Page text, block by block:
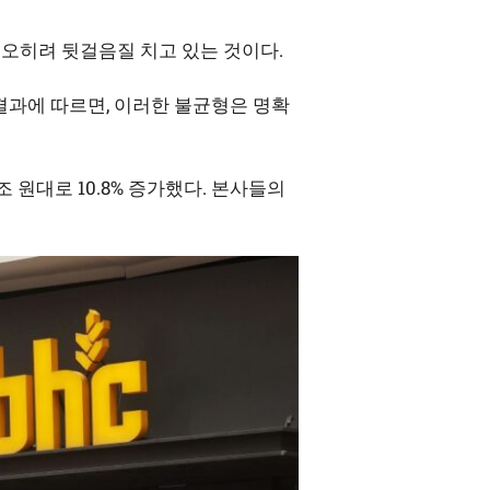
히려 뒷걸음질 치고 있는 것이다.
에 따르면, 이러한 불균형은 명확
원대로 10.8% 증가했다. 본사들의